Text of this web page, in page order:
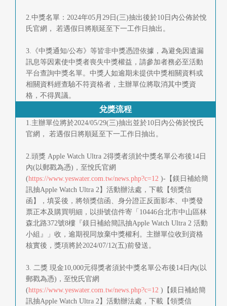
2.中獎名單：2024年05月29日(三)抽出後於10日內公佈於悅
氏官網， 若遇假日將順延至下一工作日抽出。
3.《中獎通知/公布》等皆非中獎憑證依據，為避免因遺漏
訊息等因素使中獎者喪失中獎權益，請參加者務必至活動
平台查詢中獎名單。中獎人如逾期未提供中獎相關資料或
相關資料經查驗不符資格者，主辦單位將取消其中獎資
格，不得異議。
兌獎流程
1.主辦單位將於2024/05/29(三)抽出並於10日內公佈於悅氏
官網， 若遇假日將順延至下一工作日抽出。
2.頭獎 Apple Watch Ultra 2得獎者須於中獎名單公布後14日
內(以郵戳為憑)，至悅氏官網
(https://www.yeswater.com.tw/news.php?c=12 )-【鎂日補給簡
訊抽Apple Watch Ultra 2】活動辦法處，下載【領獎信
函】，填妥後，將領獎信函、身分證正反面影本、中獎發
票正本及購買明細，以掛號信件寄「10446台北市中山區林
森北路372號8樓『鎂日補給簡訊抽Apple Watch Ultra 2 活動
小組』」收，逾期視同放棄中獎權利。主辦單位收到資格
核實後，獎項將於2024/07/12(五)前發送。
3. 二獎 現金10,000元得獎者須於中獎名單公布後14日內(以
郵戳為憑)，至悅氏官網
(https://www.yeswater.com.tw/news.php?c=12 )【鎂日補給簡
訊抽Apple Watch Ultra 2】活動辦法處，下載【領獎信